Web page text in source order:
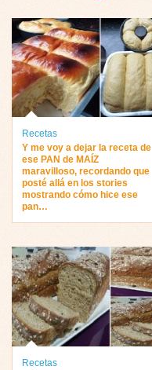
Recetas
Y me voy a dejar la receta de
ese PAN de MAÍZ
maravilloso, recordando que
posté allá en los stories
mostrando cómo hice ese
pan…
Recetas